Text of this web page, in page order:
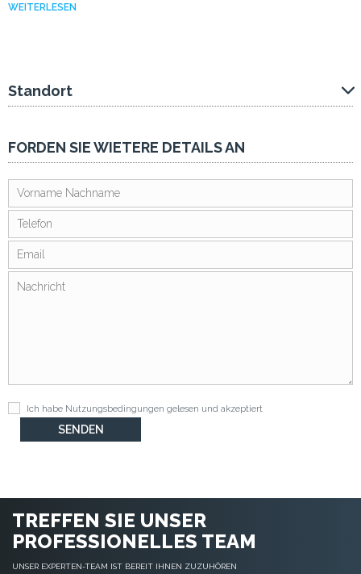
WEITERLESEN
Standort
FORDEN SIE WIETERE DETAILS AN
Ich habe Nutzungsbedingungen gelesen und akzeptiert
TREFFEN SIE UNSER
PROFESSIONELLES TEAM
UNSER EXPERTEN-TEAM IST BEREIT IHNEN ZUZUHÖREN